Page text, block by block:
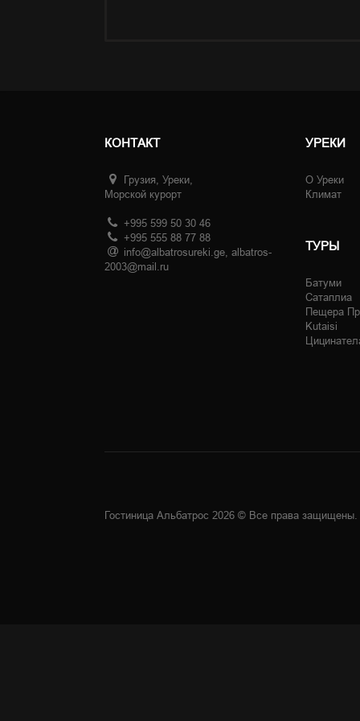
КОНТАКТ
Грузия, Уреки,
Морской курорт
+995 599 50 30 46
+995 555 88 77 88
info@albatrosureki.ge, albatros-
2003@mail.ru
УРЕКИ
О Уреки
Климат
ТУРЫ
Батуми
Сатаплиа
Пещера
Kutaisi
Гостиница Альбатрос 2026 © Все права защищены.